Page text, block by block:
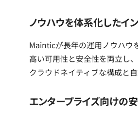
ノウハウを体系化したイ
Mainticが長年の運用ノウハウ
高い可用性と安全性を両立し
クラウドネイティブな構成と
エンタープライズ向けの